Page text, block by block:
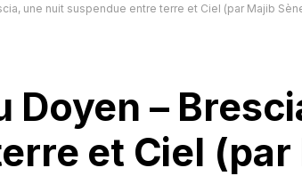
une nuit suspendue entre terre et Ciel (par Majib
Doyen –
et Ciel (par